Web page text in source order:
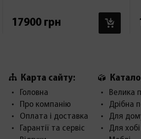
В КОШИК
17900 грн
В
Карта сайту:
Головна
Про компанію
Оплата і доставка
Гарантії та сервіс
Велика
Дрібна
Для
Для